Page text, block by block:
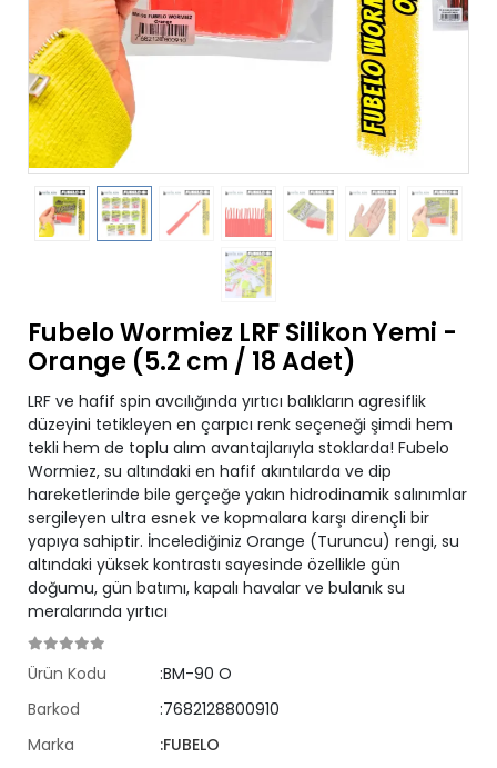
Fubelo Wormiez LRF Silikon Yemi -
Orange (5.2 cm / 18 Adet)
LRF ve hafif spin avcılığında yırtıcı balıkların agresiflik
düzeyini tetikleyen en çarpıcı renk seçeneği şimdi hem
tekli hem de toplu alım avantajlarıyla stoklarda! Fubelo
Wormiez, su altındaki en hafif akıntılarda ve dip
hareketlerinde bile gerçeğe yakın hidrodinamik salınımlar
sergileyen ultra esnek ve kopmalara karşı dirençli bir
yapıya sahiptir. İncelediğiniz Orange (Turuncu) rengi, su
altındaki yüksek kontrastı sayesinde özellikle gün
doğumu, gün batımı, kapalı havalar ve bulanık su
meralarında yırtıcı
Ürün Kodu
:BM-90 O
Barkod
:7682128800910
Marka
:FUBELO